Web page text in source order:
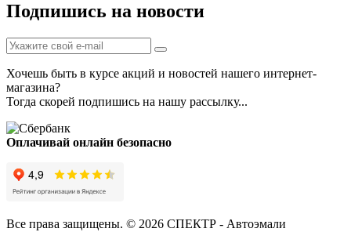
Подпишись на новости
Хочешь быть в курсе акций и новостей нашего интернет-
магазина?
Тогда скорей подпишись на нашу рассылку...
Оплачивай онлайн безопасно
Все права защищены. © 2026 СПЕКТР - Автоэмали